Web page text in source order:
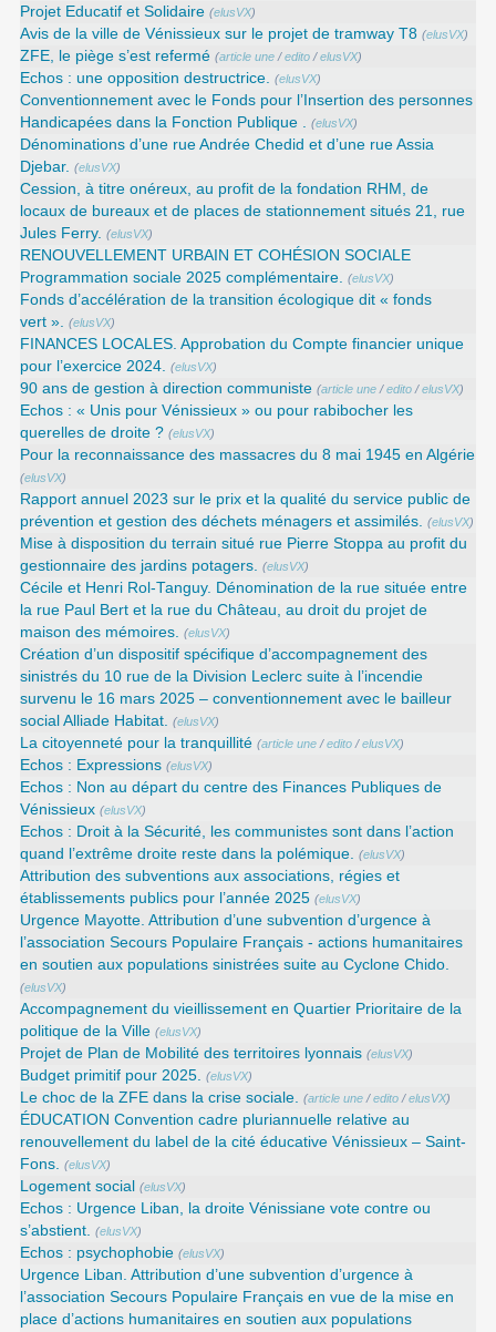
Projet Educatif et Solidaire (elusVX)
Avis de la ville de Vénissieux sur le projet de tramway T8 (elusVX)
ZFE, le piège s’est refermé (article une /edito /elusVX)
Echos : une opposition destructrice. (elusVX)
Conventionnement avec le Fonds pour l’Insertion des personnes
Handicapées dans la Fonction Publique . (elusVX)
Dénominations d’une rue Andrée Chedid et d’une rue Assia
Djebar. (elusVX)
Cession, à titre onéreux, au profit de la fondation RHM, de
locaux de bureaux et de places de stationnement situés 21, rue
Jules Ferry. (elusVX)
RENOUVELLEMENT URBAIN ET COHÉSION SOCIALE
Programmation sociale 2025 complémentaire. (elusVX)
Fonds d’accélération de la transition écologique dit « fonds
vert ». (elusVX)
FINANCES LOCALES. Approbation du Compte financier unique
pour l’exercice 2024. (elusVX)
90 ans de gestion à direction communiste (article une /edito /elusVX)
Echos : « Unis pour Vénissieux » ou pour rabibocher les
querelles de droite ? (elusVX)
Pour la reconnaissance des massacres du 8 mai 1945 en Algérie
(elusVX)
Rapport annuel 2023 sur le prix et la qualité du service public de
prévention et gestion des déchets ménagers et assimilés. (elusVX)
Mise à disposition du terrain situé rue Pierre Stoppa au profit du
gestionnaire des jardins potagers. (elusVX)
Cécile et Henri Rol-Tanguy. Dénomination de la rue située entre
la rue Paul Bert et la rue du Château, au droit du projet de
maison des mémoires. (elusVX)
Création d’un dispositif spécifique d’accompagnement des
sinistrés du 10 rue de la Division Leclerc suite à l’incendie
survenu le 16 mars 2025 – conventionnement avec le bailleur
social Alliade Habitat. (elusVX)
La citoyenneté pour la tranquillité (article une /edito /elusVX)
Echos : Expressions (elusVX)
Echos : Non au départ du centre des Finances Publiques de
Vénissieux (elusVX)
Echos : Droit à la Sécurité, les communistes sont dans l’action
quand l’extrême droite reste dans la polémique. (elusVX)
Attribution des subventions aux associations, régies et
établissements publics pour l’année 2025 (elusVX)
Urgence Mayotte. Attribution d’une subvention d’urgence à
l’association Secours Populaire Français - actions humanitaires
en soutien aux populations sinistrées suite au Cyclone Chido.
(elusVX)
Accompagnement du vieillissement en Quartier Prioritaire de la
politique de la Ville (elusVX)
Projet de Plan de Mobilité des territoires lyonnais (elusVX)
Budget primitif pour 2025. (elusVX)
Le choc de la ZFE dans la crise sociale. (article une /edito /elusVX)
ÉDUCATION Convention cadre pluriannuelle relative au
renouvellement du label de la cité éducative Vénissieux – Saint-
Fons. (elusVX)
Logement social (elusVX)
Echos : Urgence Liban, la droite Vénissiane vote contre ou
s’abstient. (elusVX)
Echos : psychophobie (elusVX)
Urgence Liban. Attribution d’une subvention d’urgence à
l’association Secours Populaire Français en vue de la mise en
place d’actions humanitaires en soutien aux populations